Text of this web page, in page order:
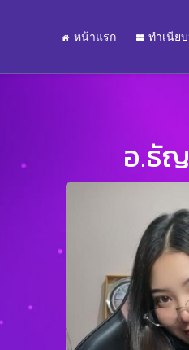
หน้าแรก ทำเนีย
อ.ธั